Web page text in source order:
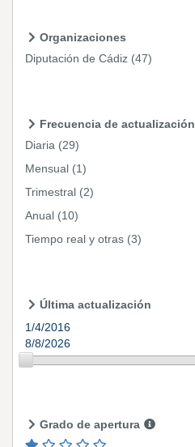
Organizaciones
Diputación de Cádiz (47)
Frecuencia de actualización
Diaria (29)
Mensual (1)
Trimestral (2)
Anual (10)
Tiempo real y otras (3)
Última actualización
1/4/2016
8/8/2026
Grado de apertura